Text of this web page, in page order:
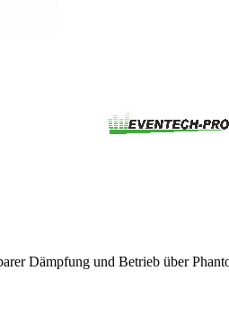
Dämpfung und Betrieb über